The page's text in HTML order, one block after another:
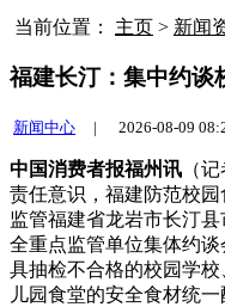
当前位置： 主页 > 新闻
福建长汀：集中约谈
新闻中心 | 2026-08-09
中国消费者报福州讯 （
责任意识，福建防范校
监管福建省龙岩市长汀
全重点监管单位集体约
具抽检不合格的校园学
儿园食堂的安全食材统